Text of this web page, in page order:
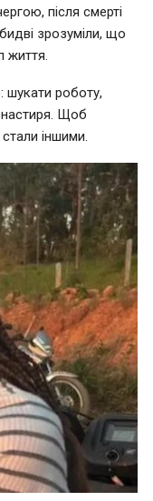
після смерті
зрозуміли, що
життя.
шукати роботу,
Щоб
іншими.